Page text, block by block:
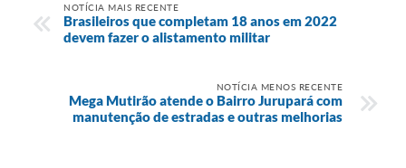
NOTÍCIA MAIS RECENTE
Brasileiros que completam 18 anos em 2022
devem fazer o alistamento militar
NOTÍCIA MENOS RECENTE
Mega Mutirão atende o Bairro Jurupará com
manutenção de estradas e outras melhorias